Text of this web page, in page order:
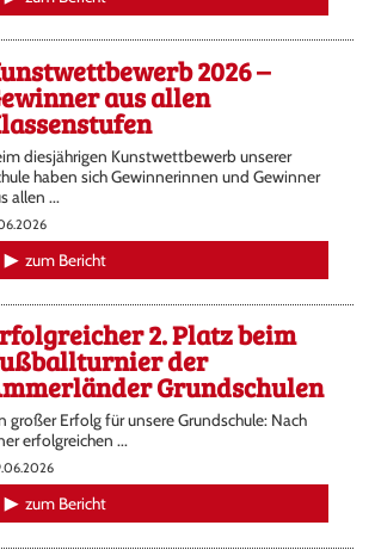
2026 –
aus allen
diesjährigen Kunstwettbewerb unserer
haben sich Gewinnerinnen und Gewinner
allen ...
zum Bericht
2. Platz beim
der
Grundschulen
großer Erfolg für unsere Grundschule: Nach
erfolgreichen ...
zum Bericht